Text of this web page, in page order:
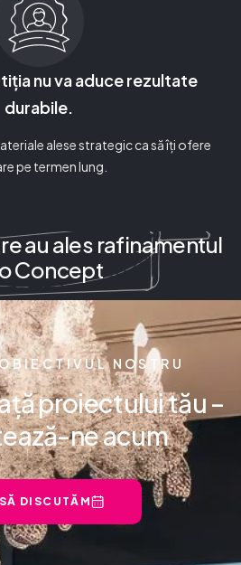
nu va aduce rezultate
durabile.
alese strategic ca să îți ofere
pe termen lung.
au ales rafinamentul
Concept
NOSTRU
proiectului tău –
ne acum
DISCUTĂM